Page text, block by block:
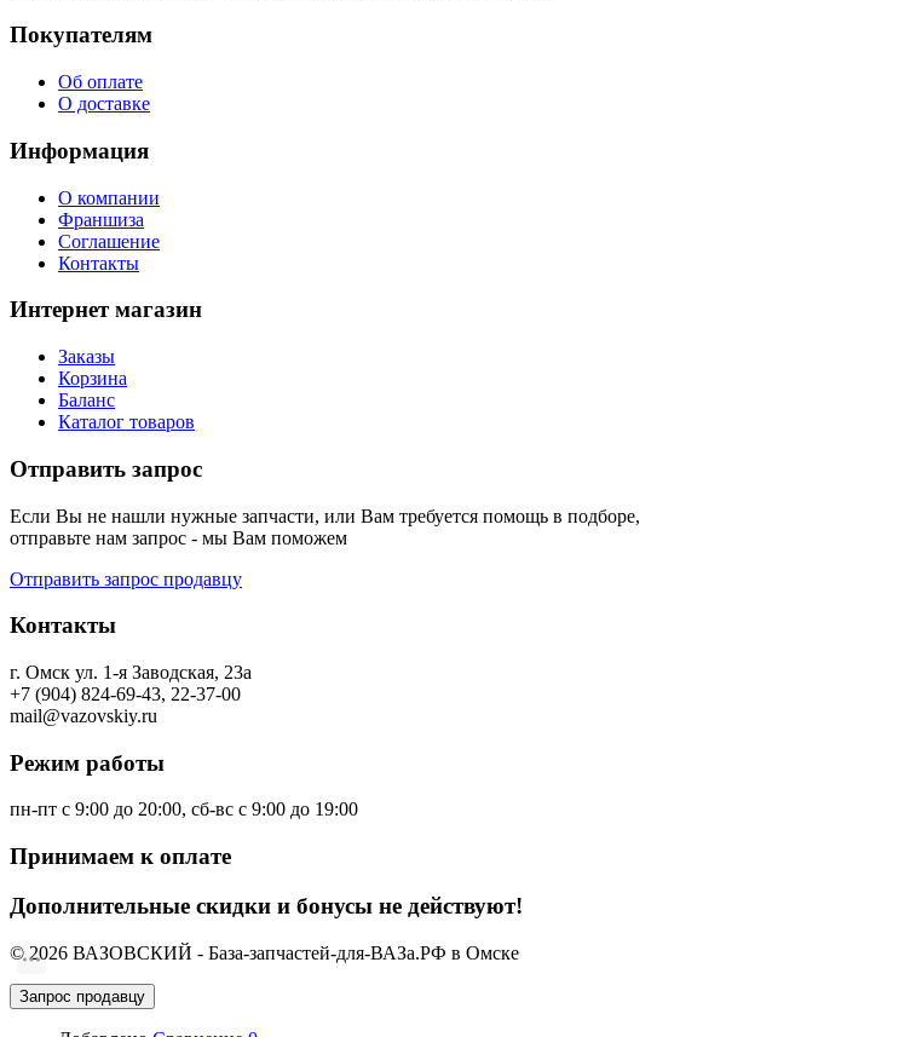
Покупателям
Об оплате
О доставке
Информация
О компании
Франшиза
Соглашение
Контакты
Интернет магазин
Заказы
Корзина
Баланс
Каталог товаров
Отправить запрос
Если Вы не нашли нужные запчасти, или Вам требуется помощь в подборе,
отправьте нам запрос - мы Вам поможем
Отправить запрос продавцу
Контакты
г. Омск ул. 1-я Заводская, 23а
+7 (904) 824-69-43, 22-37-00
mail@vazovskiy.ru
Режим работы
пн-пт с 9:00 до 20:00, сб-вс с 9:00 до 19:00
Принимаем к оплате
Дополнительные скидки и бонусы не действуют!
© 2026 ВАЗОВСКИЙ - База-запчастей-для-ВАЗа.РФ в Омске
Запрос продавцу